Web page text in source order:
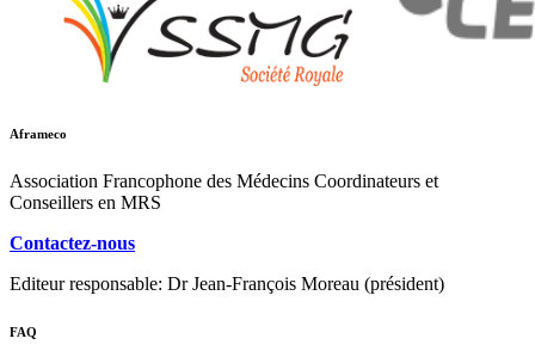
Aframeco
Association Francophone des Médecins Coordinateurs et
Conseillers en MRS
Contactez-nous
Editeur responsable: Dr Jean-François Moreau (président)
FAQ